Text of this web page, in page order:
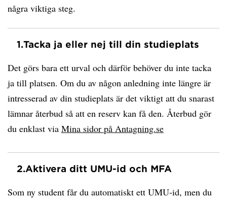
några viktiga steg.
1.Tacka ja eller nej till din studieplats
Det görs bara ett urval och därför behöver du inte tacka
ja till platsen. Om du av någon anledning inte längre är
intresserad av din studieplats är det viktigt att du snarast
lämnar återbud så att en reserv kan få den. Återbud gör
du enklast via Mina sidor på Antagning.se
2.Aktivera ditt UMU-id och MFA
Som ny student får du automatiskt ett UMU-id, men du